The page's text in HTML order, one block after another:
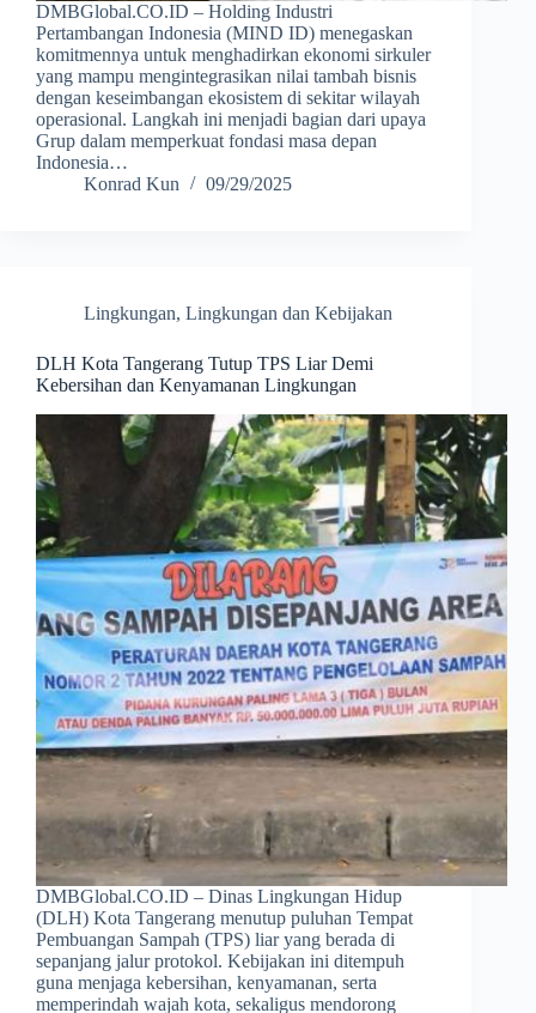
DMBGlobal.CO.ID – Holding Industri
Pertambangan Indonesia (MIND ID) menegaskan
komitmennya untuk menghadirkan ekonomi sirkuler
yang mampu mengintegrasikan nilai tambah bisnis
dengan keseimbangan ekosistem di sekitar wilayah
operasional. Langkah ini menjadi bagian dari upaya
Grup dalam memperkuat fondasi masa depan
Indonesia…
Konrad Kun
09/29/2025
Lingkungan, Lingkungan dan Kebijakan
DLH Kota Tangerang Tutup TPS Liar Demi
Kebersihan dan Kenyamanan Lingkungan
DMBGlobal.CO.ID – Dinas Lingkungan Hidup
(DLH) Kota Tangerang menutup puluhan Tempat
Pembuangan Sampah (TPS) liar yang berada di
sepanjang jalur protokol. Kebijakan ini ditempuh
guna menjaga kebersihan, kenyamanan, serta
memperindah wajah kota, sekaligus mendorong